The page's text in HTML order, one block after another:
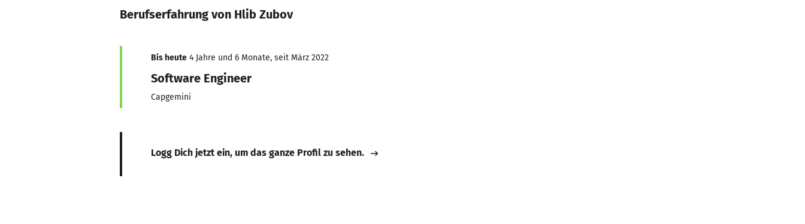
Berufserfahrung von Hlib Zubov
Bis heute 4 Jahre und 6 Monate, seit März 2022
Software Engineer
Capgemini
Logg Dich jetzt ein, um das ganze Profil zu sehen.